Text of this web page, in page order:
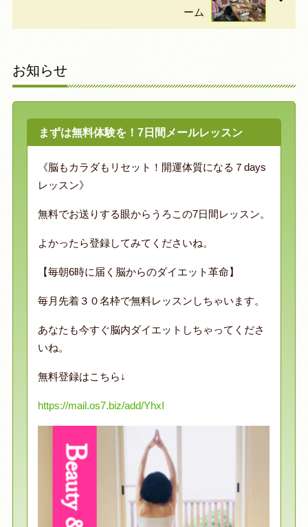
ーム
お知らせ
まずは無料体験を！7日間メールレッスン
《脳もカラダもリセット！開運体質になる７days
レッスン》
無料でお送りする眼からうろこの7日間レッスン。
よかったら登録してみてくださいね。
【毎朝6時に届く脳からのダイエット革命】
毎月先着３０名枠で無料レッスンしちゃいます。
あなたも今すぐ脳内ダイエットしちゃってくださ
いね。
無料登録はこちら↓
https://mail.os7.biz/add/YhxI